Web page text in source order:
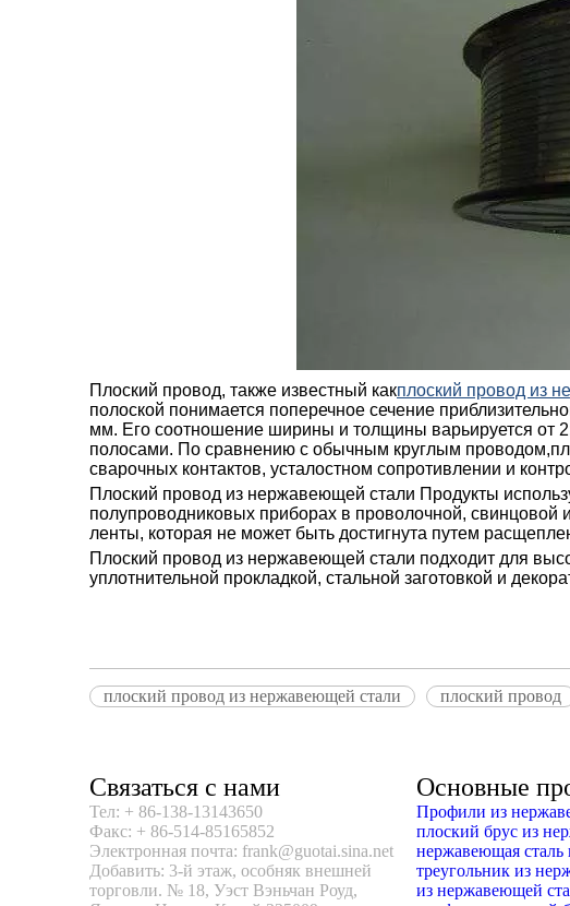
Плоский провод, также известный какплоский провод из
полоской понимается поперечное сечение
мм. Его соотношение ширины и толщины варьируется от
полосами. По сравнению с обычным круглым проводом,
сварочных контактов, усталостном сопротивлении и
Плоский провод из нержавеющей стали Продукты
полупроводниковых приборах в проволочной, свинцовой
ленты, которая не может быть достигнута путем
Плоский провод из нержавеющей стали подходит для
уплотнительной прокладкой, стальной заготовкой и
плоский провод из нержавеющей стали плоский провод
Связаться с нами
Тел: + 86-138-13143650
Факс: + 86-514-85165852
Электронная почта: frank@guotai.sina.net
Добавить: 3-й этаж, особняк внешней
торговли. № 18, Уэст Вэньчан Роуд,
Основные
Профили из
плоский брус из
нержавеющая сталь
треугольник из
из нержавеющей